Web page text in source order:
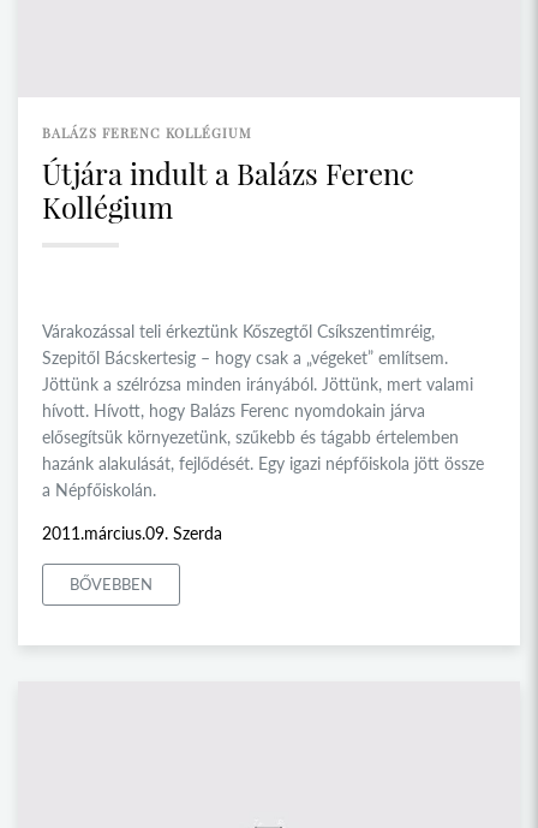
BALÁZS FERENC KOLLÉGIUM
Útjára indult a Balázs Ferenc
Kollégium
Várakozással teli érkeztünk Kőszegtől Csíkszentimréig,
Szepitől Bácskertesig – hogy csak a „végeket” említsem.
Jöttünk a szélrózsa minden irányából. Jöttünk, mert valami
hívott. Hívott, hogy Balázs Ferenc nyomdokain járva
elősegítsük környezetünk, szűkebb és tágabb értelemben
hazánk alakulását, fejlődését. Egy igazi népfőiskola jött össze
a Népfőiskolán.
2011.március.09. Szerda
BŐVEBBEN